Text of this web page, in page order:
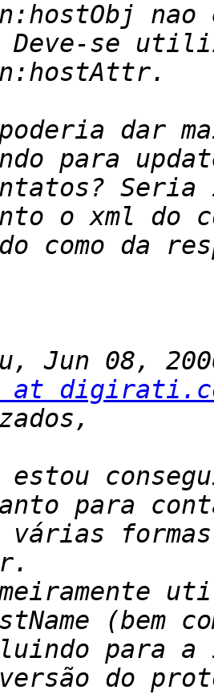
dar
Seria
at
estou
para
várias
(bem
para a
do